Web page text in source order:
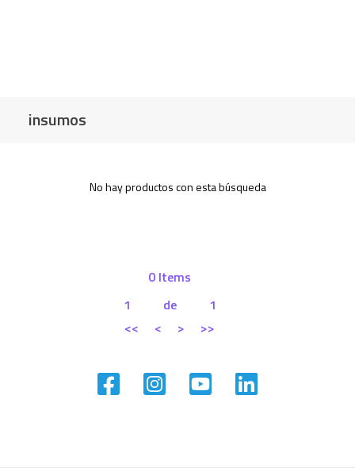
insumos
No hay productos con esta búsqueda
0 Items
1
de
1
<<
< > >>